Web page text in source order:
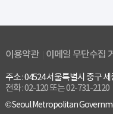
이용약관 이메일 무단수집
주소 : 04524 서울특별시 중구
전화 : 02-120 또는 02-731-2120
© Seoul Metropolitan